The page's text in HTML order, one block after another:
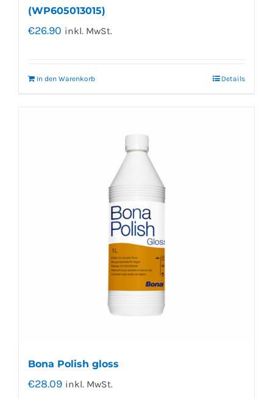
(WP605013015)
€26.90 inkl. MwSt.
In den Warenkorb Details
Bona Polish gloss
€28.09 inkl. MwSt.